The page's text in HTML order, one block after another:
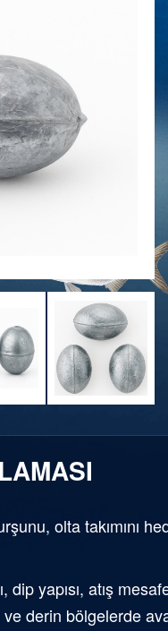
olta takımını
dip yapısı, atış
ve derin bölgelerde